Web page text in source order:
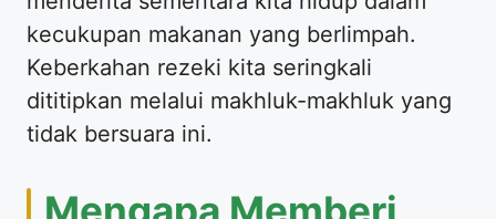
kecukupan makanan yang berlimpah.
Keberkahan rezeki kita seringkali
dititipkan melalui makhluk-makhluk yang
tidak bersuara ini.